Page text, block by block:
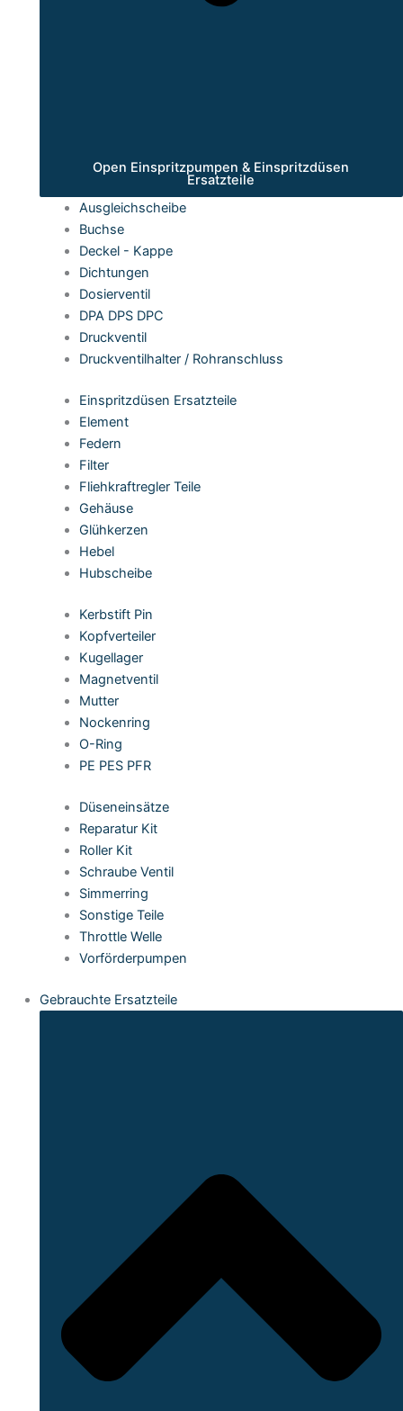
Open Einspritzpumpen & Einspritzdüsen
Ersatzteile
Ausgleichscheibe
Buchse
Deckel - Kappe
Dichtungen
Dosierventil
DPA DPS DPC
Druckventil
Druckventilhalter / Rohranschluss
Einspritzdüsen Ersatzteile
Element
Federn
Filter
Fliehkraftregler Teile
Gehäuse
Glühkerzen
Hebel
Hubscheibe
Kerbstift Pin
Kopfverteiler
Kugellager
Magnetventil
Mutter
Nockenring
O-Ring
PE PES PFR
Düseneinsätze
Reparatur Kit
Roller Kit
Schraube Ventil
Simmerring
Sonstige Teile
Throttle Welle
Vorförderpumpen
Gebrauchte Ersatzteile